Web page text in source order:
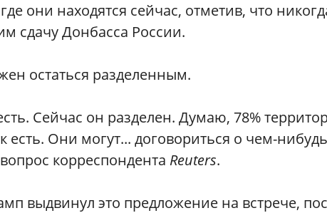
они находятся сейчас, отметив, что
сдачу Донбасса России.
остаться разделенным.
Сейчас он разделен. Думаю, 78%
есть. Они могут... договориться о чем-нибудь
корреспондента Reuters.
выдвинул это предложение на встрече,